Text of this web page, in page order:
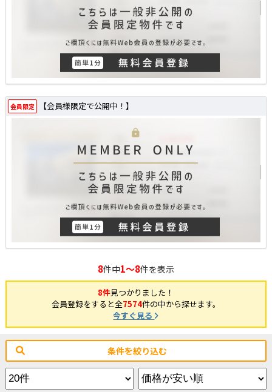
会員限定 【会員様限定で公開中！】
8件中1～8件を表示
8件見つかりました！
会員登録をすると全7574件の中から探せます。
今すぐ見る
条件を絞り込む